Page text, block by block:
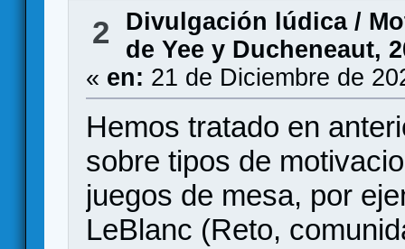
2 Divulgación lúdica/
de Yee y Ducheneaut,
« en: 21 de Diciembre de
Hemos tratado en
sobre tipos de
juegos de mesa, por
LeBlanc (Reto,